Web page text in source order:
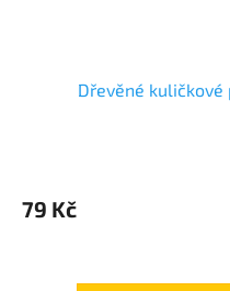
Dřevěné
79 Kč